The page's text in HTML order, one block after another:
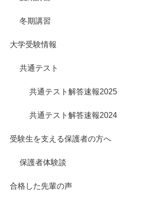
冬期講習
大学受験情報
共通テスト
共通テスト解答速報2025
共通テスト解答速報2024
受験生を支える保護者の方へ
保護者体験談
合格した先輩の声